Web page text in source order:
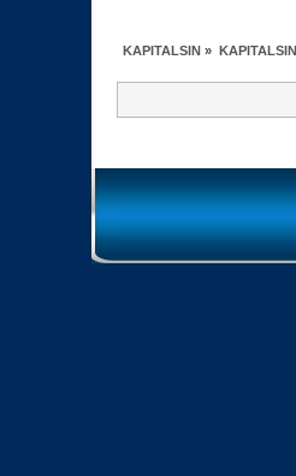
KAPITALSIN » KAPITALSIN